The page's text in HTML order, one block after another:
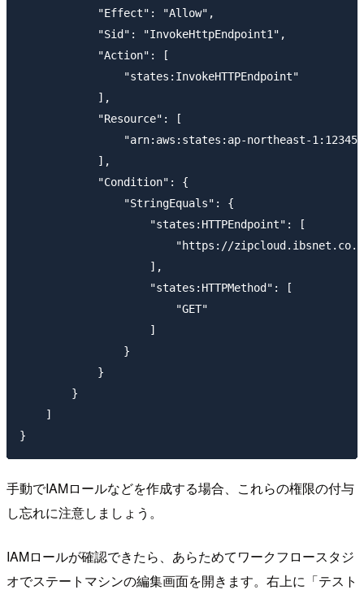
            "Effect": "Allow",
            "Sid": "InvokeHttpEndpoint1",
            "Action": [
                "states:InvokeHTTPEndpoint"
            ],
            "Resource": [
"arn:aws:states:ap-northeast-
            ],
            "Condition": {
                "StringEquals": {
                    "states:HTTPEndpoint": [
"https://
                    ],
                    "states:HTTPMethod": [
                        "GET"
                    ]
                }
            }
        }
    ]
手動でIAMロールなどを作成する場合、これらの権限の付与
し忘れに注意しましょう。
IAMロールが確認できたら、あらためてワークフロースタジ
オでステートマシンの編集画面を開きます。右上に「テスト